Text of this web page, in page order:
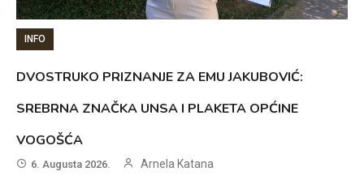
INFO
DVOSTRUKO PRIZNANJE ZA EMU JAKUBOVIĆ:
SREBRNA ZNAČKA UNSA I PLAKETA OPĆINE
VOGOŠĆA
6. Augusta 2026. Arnela Katana